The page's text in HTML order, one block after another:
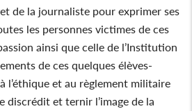
de la journaliste pour exprimer ses
les personnes victimes de ces
ainsi que celle de l’Institution
de ces quelques élèves-
l’éthique et au règlement militaire
discrédit et ternir l’image de la